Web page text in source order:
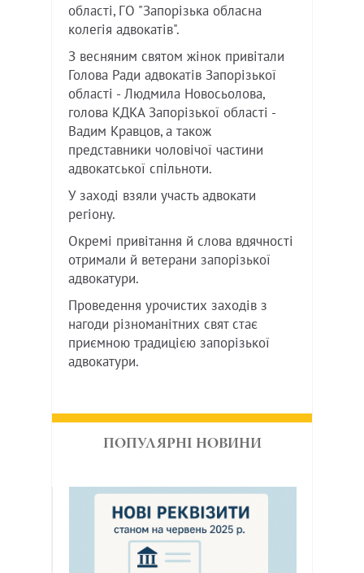
області, ГО "Запорізька обласна
колегія адвокатів".
З весняним святом жінок привітали
Голова Ради адвокатів Запорізької
області - Людмила Новосьолова,
голова КДКА Запорізької області -
Вадим Кравцов, а також
представники чоловічої частини
адвокатської спільноти.
У заході взяли участь адвокати
регіону.
Окремі привітання й слова вдячності
отримали й ветерани запорізької
адвокатури.
Проведення урочистих заходів з
нагоди різноманітних свят стає
приємною традицією запорізької
адвокатури.
ПОПУЛЯРНІ НОВИНИ